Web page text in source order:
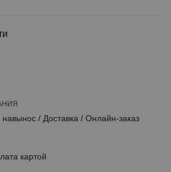
навынос / Доставка / Онлайн-заказ
картой